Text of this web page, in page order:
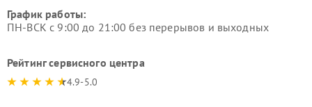
График работы:
ПН-ВСК с 9:00 до 21:00 без перерывов и выходных
Рейтинг сервисного центра
4.9-5.0